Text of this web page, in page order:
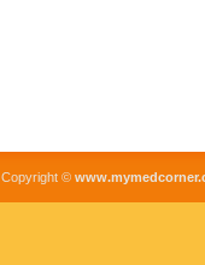
Copyright ©